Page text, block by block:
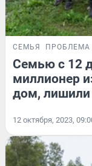
СЕМЬЯ ПРОБЛЕМА
Семью с 12
миллионер
дом, лишили
12 октября, 2023,